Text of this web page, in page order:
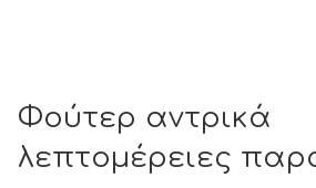
Φούτερ αντρικά
λεπτομέρειες